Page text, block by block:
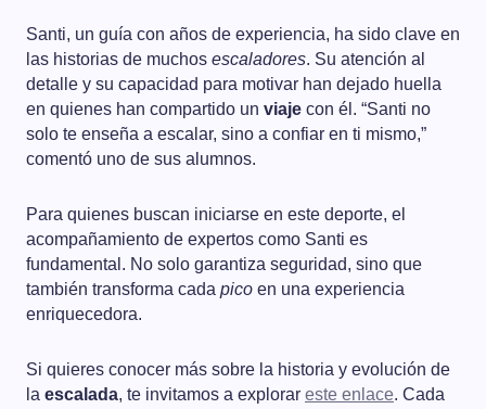
Santi, un guía con años de experiencia, ha sido clave en
las historias de muchos escaladores. Su atención al
detalle y su capacidad para motivar han dejado huella
en quienes han compartido un viaje con él. “Santi no
solo te enseña a escalar, sino a confiar en ti mismo,”
comentó uno de sus alumnos.
Para quienes buscan iniciarse en este deporte, el
acompañamiento de expertos como Santi es
fundamental. No solo garantiza seguridad, sino que
también transforma cada pico en una experiencia
enriquecedora.
Si quieres conocer más sobre la historia y evolución de
la escalada, te invitamos a explorar este enlace. Cada